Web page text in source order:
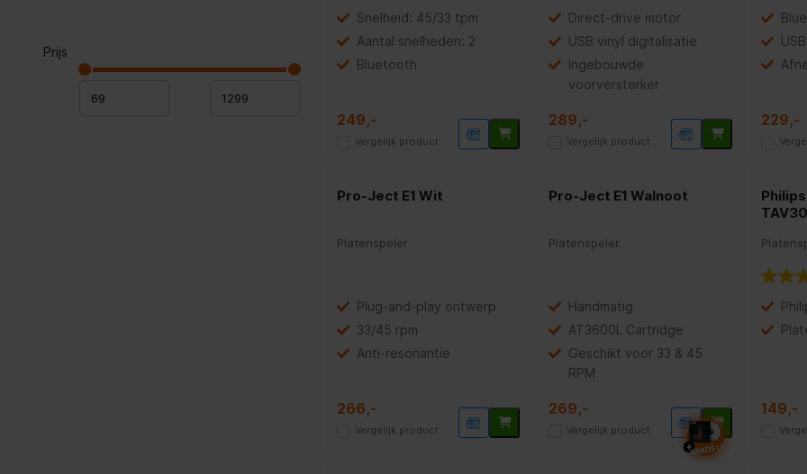
Prijs
Snelheid: 45/33 tpm
Aantal snelheden: 2
Bluetooth
249,-
Vergelijk product
Direct-drive motor
USB vinyl digitalisatie
Ingebouwde
voorversterker
289,-
Vergelijk product
229,-
Pro-Ject E1 Wit
Platenspeler
Plug-and-play ontwerp
33/45 rpm
Anti‑resonantie
266,-
Vergelijk product
Pro-Ject E1 Walnoot
Platenspeler
Handmatig
AT3600L Cartridge
Geschikt voor 33 & 45
RPM
269,-
Vergelijk product
149,-